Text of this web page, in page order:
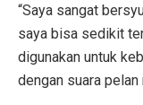
“Saya sangat
saya bisa sedikit
digunakan untuk
dengan suara pelan